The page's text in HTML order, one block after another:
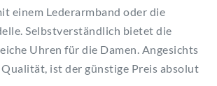
einem Lederarmband oder die
Selbstverständlich bietet die
Uhren für die Damen. Angesichts
ist der günstige Preis absolut